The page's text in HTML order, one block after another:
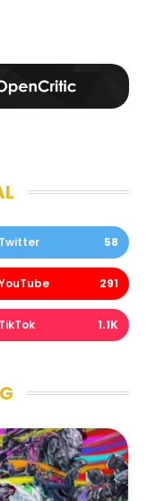
Twitter 58
291
TikTok 1.1K